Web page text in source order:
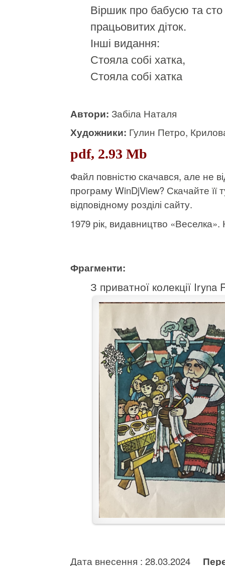
Віршик про бабусю та сто
працьовитих діток.
Інші видання:
Стояла собі хатка,
Стояла собі хатка
Автори: Забіла Наталя
Художники: Гулин Петро,
pdf, 2.93 Mb
Файл повністю скачався, але не
програму WinDjView? Скачайте її
відповідному розділі сайту.
1979 рік, видавництво «Веселка».
Фрагменти:
З приватної колекції Iryna
Дата внесення : 28.03.2024